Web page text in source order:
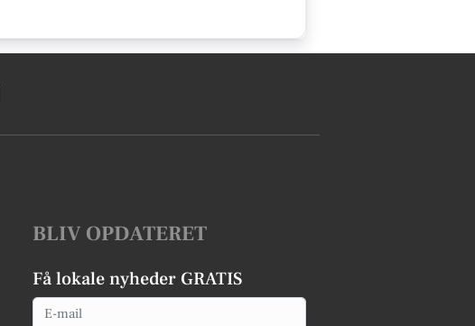
BLIV OPDATERET
Få lokale nyheder GRATIS
Email